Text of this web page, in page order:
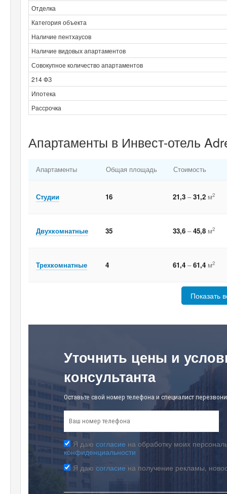
Отделка
Категория объекта
Наличие пентхаусов
Наличие видовых апартаментов
Совокупное количество апартаментов
214 ФЗ
Ипотека
Рассрочка
Апартаменты в Инвест-отель
Апартаменты Общая площадь Стоимость
Студии 16 21,3 –31,2 м2
Двухкомнатные 35 33,6 –45,8 м2
Трехкомнатные 4 61,4 –61,4 м2
Показать
Уточнить цены и
консультанта
Оставьте свой номер телефона и специалист
Я даю согласие на обработку моих
конфиденциальности
Я даю согласие на получение рекламы,